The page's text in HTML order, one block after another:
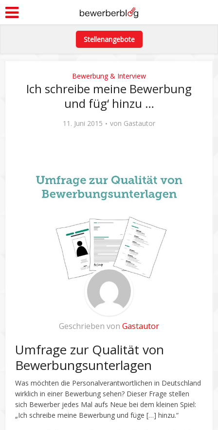
Stellenangebote
Bewerbung & Interview
Ich schreibe meine Bewerbung
und füg‘ hinzu …
11. Juni 2015 von Gastautor
Geschrieben von Gastautor
Umfrage zur Qualität von
Bewerbungsunterlagen
Was möchten die Personalverantwortlichen in Deutschland
wirklich in einer Bewerbung sehen? Dieser Frage stellen
sich Bewerber jedes Mal aufs Neue bei dem kleinen Spiel:
„Ich schreibe meine Bewerbung und füge […] hinzu.“